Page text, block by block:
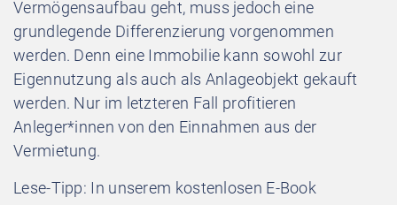
Vermögensaufbau geht, muss jedoch eine
grundlegende Differenzierung vorgenommen
werden. Denn eine Immobilie kann sowohl zur
Eigennutzung als auch als Anlageobjekt gekauft
werden. Nur im letzteren Fall profitieren
Anleger*innen von den Einnahmen aus der
Vermietung.
Lese-Tipp: In unserem kostenlosen E-Book